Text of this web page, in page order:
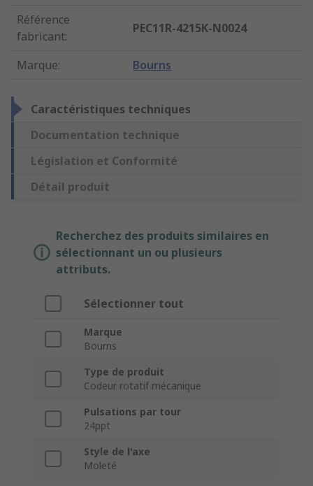
Référence
fabricant:
PEC11R-4215K-N0024
Marque: Bourns
Caractéristiques techniques
Documentation technique
Législation et Conformité
Détail produit
Recherchez des produits similaires en
sélectionnant un ou plusieurs
attributs.
Sélectionner tout
Marque
Bourns
Type de produit
Codeur rotatif mécanique
Pulsations par tour
24ppt
Style de l'axe
Moleté